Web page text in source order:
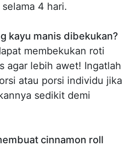
4 hari.
kayu manis dibekukan?
membekukan roti
agar lebih awet! Ingatlah
atau porsi individu jika
sedikit demi
cinnamon roll